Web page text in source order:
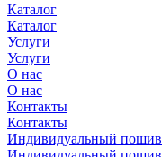
Каталог
Каталог
Услуги
Услуги
О нас
О нас
Контакты
Контакты
Индивидуальный пошив